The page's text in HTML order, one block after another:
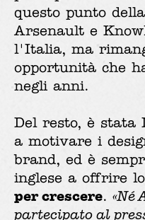
questo punto
Arsenault e
l'Italia, ma
opportunità che
negli anni.
Del resto, è
a motivare i
brand, ed è
inglese a offrire
per crescere. «Né
partecipato al